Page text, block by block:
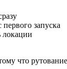
запуска
локации
что